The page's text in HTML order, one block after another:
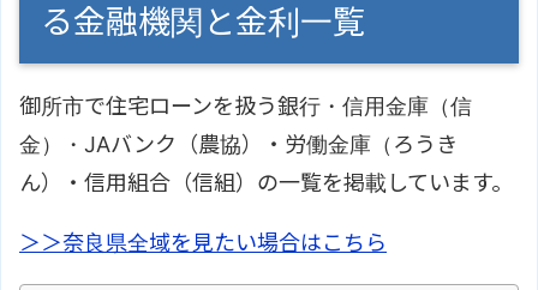
る金融機関と金利一覧
御所市で住宅ローンを扱う銀行・信用金庫（信
金）・JAバンク（農協）・労働金庫（ろうき
ん）・信用組合（信組）の一覧を掲載しています。
＞＞奈良県全域を見たい場合はこちら